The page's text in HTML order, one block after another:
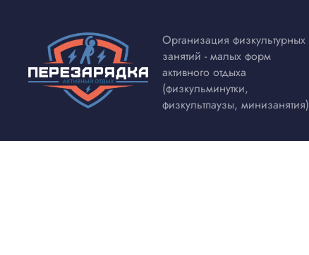
Организация физкультурных
занятий - малых форм
активного отдыха
(физкульминутки,
физкультпаузы, минизанятия)